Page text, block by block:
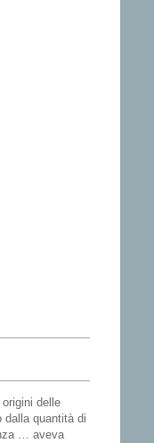
delle
quantità di
… aveva